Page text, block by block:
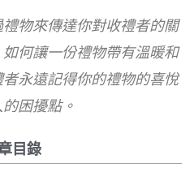
物來傳達你對收禮者的關
何讓一份禮物帶有溫暖和
永遠記得你的禮物的喜悅
困擾點。
目錄